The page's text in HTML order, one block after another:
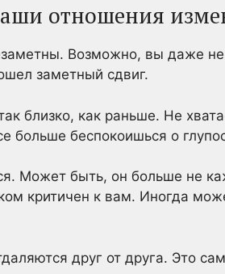
отношения
Возможно, вы даже не
заметный сдвиг.
близко, как раньше. Не
больше беспокоишься о
Может быть, он больше не
критичен к вам. Иногда
друг от друга. Это